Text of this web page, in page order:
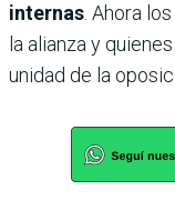
internas. Ahora
la alianza y
unidad de la